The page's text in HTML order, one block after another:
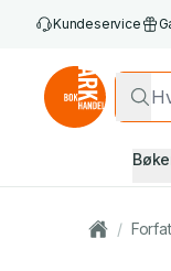
Kundeservice
/